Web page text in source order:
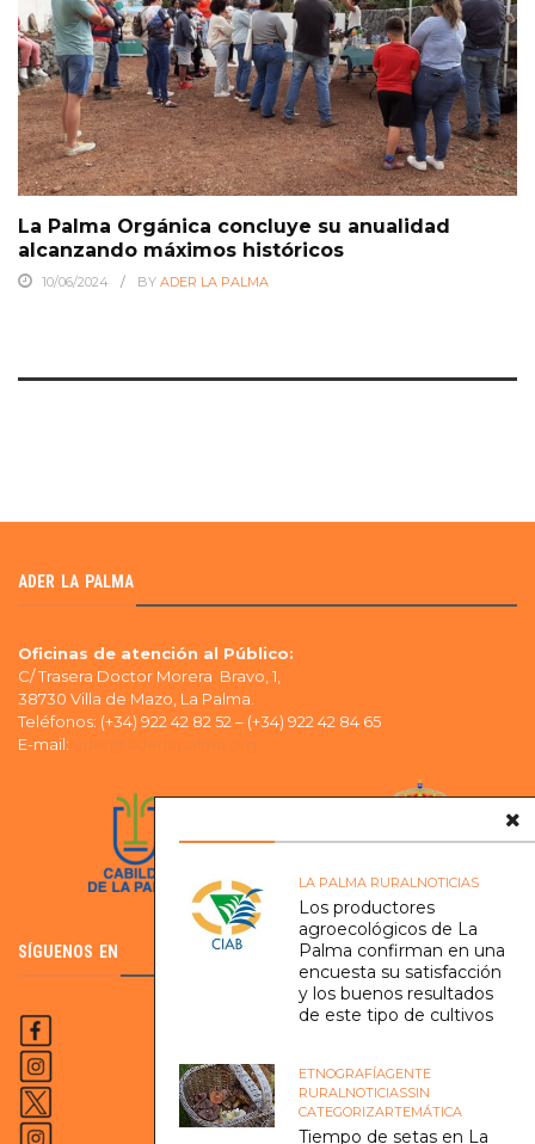
La Palma Orgánica concluye su anualidad
alcanzando máximos históricos
10/06/2024 BY ADER LA PALMA
LA PALMA RURALNOTICIAS
Los productores
agroecológicos de La
Palma confirman en una
encuesta su satisfacción
y los buenos resultados
de este tipo de cultivos
ETNOGRAFÍAGENTE
RURALNOTICIASSIN
CATEGORIZARTEMÁTICA
Tiempo de setas en La
ADER LA PALMA
Oficinas de atención al Público:
C/ Trasera Doctor Morera Bravo, 1,
38730 Villa de Mazo, La Palma.
Teléfonos: (+34) 922 42 82 52 – (+34) 922 42 84 65
E-mail:
SÍGUENOS EN